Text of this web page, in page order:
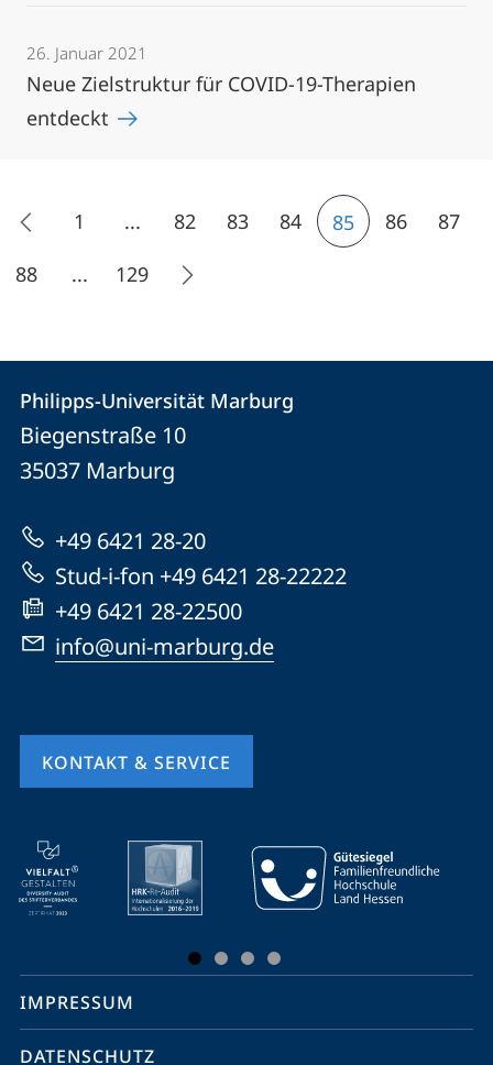
26. Januar 2021
Neue Zielstruktur für COVID-19-Therapien
entdeckt
1 ... 82 83 84 85 86
87
88
... 129
Kontakt
und
Informationen
zur
Website
Kontaktinformationen
Philipps-
Universität
Marburg
Philipps-Universität Marburg
Biegenstraße 10
35037 Marburg
+49 6421 28-20
Stud-i-fon +49 6421 28-22222
+49 6421 28-22500
info@uni-marburg.de
KONTAKT & SERVICE
Mobile-
Service-
Navigation
Social
Media
IMPRESSUM
DATENSCHUTZ